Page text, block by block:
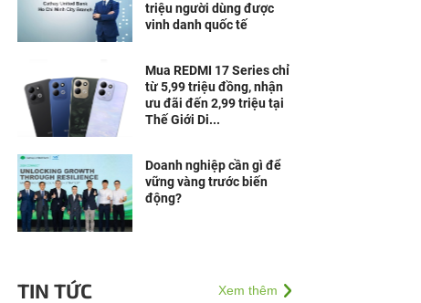
triệu người dùng được
vinh danh quốc tế
Mua REDMI 17 Series chỉ
từ 5,99 triệu đồng, nhận
ưu đãi đến 2,99 triệu tại
Thế Giới Di...
Doanh nghiệp cần gì để
vững vàng trước biến
động?
TIN TỨC Xem thêm